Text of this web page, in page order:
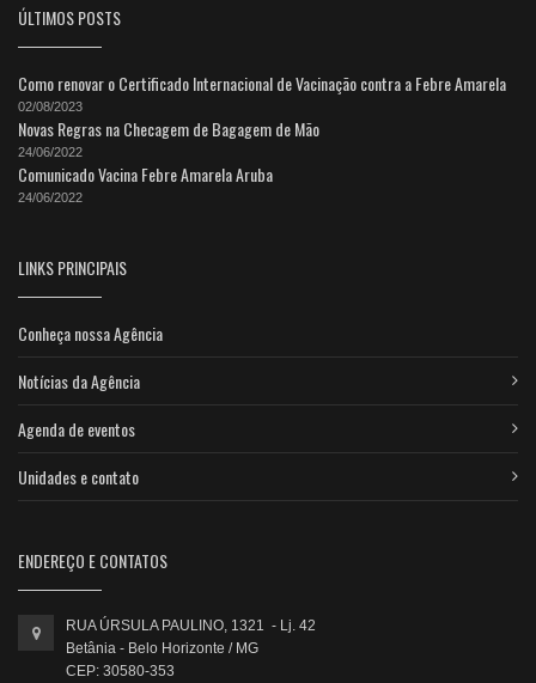
ÚLTIMOS POSTS
Como renovar o Certificado Internacional de Vacinação contra a Febre Amarela
02/08/2023
Novas Regras na Checagem de Bagagem de Mão
24/06/2022
Comunicado Vacina Febre Amarela Aruba
24/06/2022
LINKS PRINCIPAIS
Conheça nossa Agência
Notícias da Agência
Agenda de eventos
Unidades e contato
ENDEREÇO E CONTATOS
RUA ÚRSULA PAULINO, 1321 - Lj. 42
Betânia - Belo Horizonte / MG
CEP: 30580-353